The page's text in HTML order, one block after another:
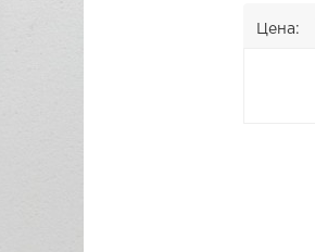
Цена: